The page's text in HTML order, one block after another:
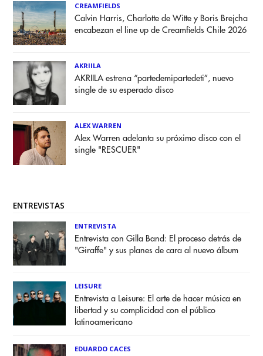
CREAMFIELDS
Calvin Harris, Charlotte de Witte y Boris Brejcha
encabezan el line up de Creamfields Chile 2026
AKRIILA
AKRIILA estrena “partedemipartedeti”, nuevo
single de su esperado disco
ALEX WARREN
Alex Warren adelanta su próximo disco con el
single "RESCUER"
ENTREVISTAS
ENTREVISTA
Entrevista con Gilla Band: El proceso detrás de
"Giraffe" y sus planes de cara al nuevo álbum
LEISURE
Entrevista a Leisure: El arte de hacer música en
libertad y su complicidad con el público
latinoamericano
EDUARDO CACES